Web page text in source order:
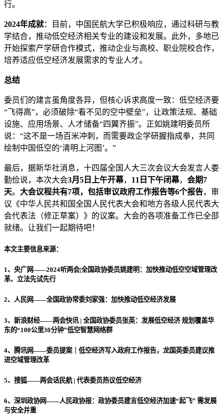
行。
2024年成就：目前，中国民航大学已积极响应，通过科研与教
学结合，推动低空经济相关专业的建设和发展。此外，多地已
开始探索产学研合作模式，推动企业与高校、职业院校合作，
培养适应低空经济发展需求的专业人才。
总结
委员们的建言虽角度各异，但核心诉求高度一致：低空经济要
“飞得高”，必须破除“看不见的空中壁垒”，让政策法规、基础
设施、应用场景、人才储备“四翼齐振”。正如姚建明委员所
说：“这不是一场百米冲刺，而需要政企学研握指成拳，共同
绘制中国低空的‘清明上河图’。”
最后，据新华社消息，十四届全国人大三次会议大会发言人娄
勤俭说，本次大会3月5日 上午开幕， 11日下午闭幕， 会期7
天。 大会议程共有7项，包括审议政府工作报告等6个报告，审
议《中华人民共和国全国人民代表大会和地方各级人民代表大
会代表法（修正草案）》的议案。大会的各项准备工作已全部
就绪。让我们一起期待吧！
本文主要信息来源：
1、央广网——2024听两会|全国政协委员姚建明：加快推动低空空域管理改
革、立法先试先行
2、人民网——全国政协常委刘家强：加快推动低空经济发展
3、新浪财经——两会快讯 | 全国政协委员张英：发展低空经济 规划覆盖华
东的“100公里30分钟”低空智慧网络群
4、腾讯网——委员提案｜低空经济写入政府工作报告，龙国英委员建议推
进空域管理改革
5、搜狐——两会话民航 | 代表委员热议低空经济
6、深圳政协网——人民政协报：政协委员建言低空经济加速“起飞” 需发展
与安全并重